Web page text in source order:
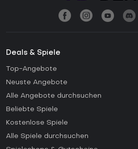
Deals & Spiele
Top-Angebote
Neuste Angebote
Alle Angebote durchsuchen
Beliebte Spiele
Kostenlose Spiele
Alle Spiele durchsuchen